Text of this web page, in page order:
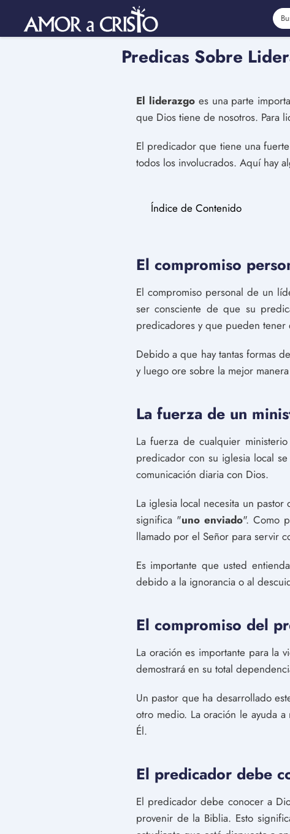
Predicas Sobre
El liderazgoes una parte
que Dios tiene de nosotros. Para
El predicador que tiene una
todos los involucrados. Aquí hay
Índice de Contenido
El compromiso
El compromiso personal de un
ser consciente de que su
predicadores y que pueden tener
Debido a que hay tantas formas
y luego ore sobre la mejor
La fuerza de un
La fuerza de cualquier
predicador con su iglesia local
comunicación diaria con Dios.
La iglesia local necesita un
significa "uno enviado". Como
llamado por el Señor para servir
Es importante que usted
debido a la ignorancia o al
El compromiso del
La oración es importante para la
demostrará en su total
Un pastor que ha desarrollado
otro medio. La oración le ayuda
Él.
El predicador debe
El predicador debe conocer a
provenir de la Biblia. Esto